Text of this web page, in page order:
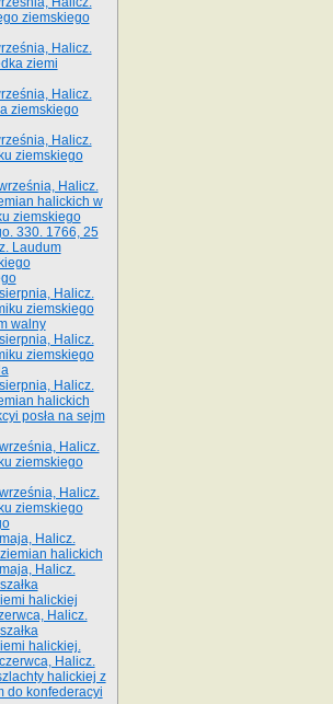
ziemskiego
Halicz.
ziemi
Halicz.
ziemskiego
Halicz.
ziemskiego
Halicz.
halickich w
ziemskiego
330. 1766, 25
Laudum
Halicz.
ziemskiego
walny
Halicz.
ziemskiego
Halicz.
halickich
posła na sejm
Halicz.
ziemskiego
Halicz.
ziemskiego
Halicz.
halickich
Halicz.
halickiej
Halicz.
halickiej.
Halicz.
halickiej z
do konfederacyi